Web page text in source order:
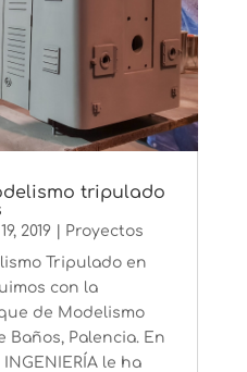
tripulado
2019|
Proyectos
Tripulado en
con la
de Modelismo
Baños, Palencia. En
le ha